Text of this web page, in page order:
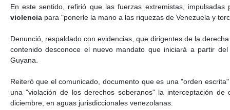
En este sentido, refirió que las fuerzas extremistas,
violenciapara "ponerle la mano a las riquezas de Venezuela y
Denunció, respaldado con evidencias, que dirigentes de la
contenido desconoce el nuevo mandato que iniciará a partir
Guyana.
Reiteró que el comunicado, documento que es una "orden
una "violación de los derechos soberanos" la interceptación
diciembre, en aguas jurisdiccionales venezolanas.